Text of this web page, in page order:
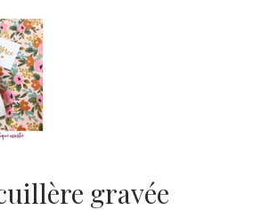
gravée